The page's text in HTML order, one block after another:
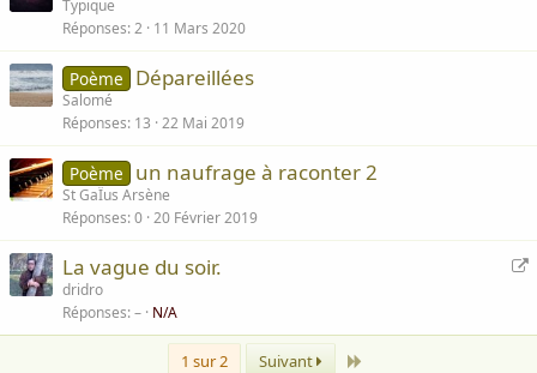
Typique
Réponses 2 11 Mars 2020
Poème Dépareillées
Salomé
Réponses 13 22 Mai 2019
Poème un naufrage à raconter 2
St GaÏus Arsène
Réponses 0 20 Février 2019
R
i
La vague du soir.
dridro
Réponses – N/A
1 sur 2 Suivant